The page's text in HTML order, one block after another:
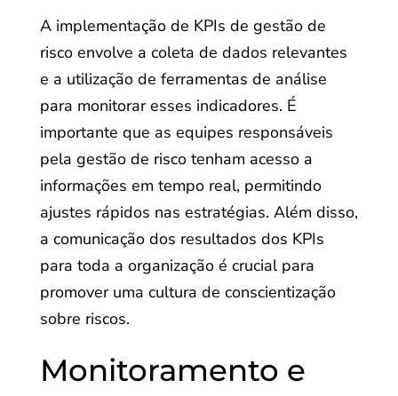
A implementação de KPIs de gestão de
risco envolve a coleta de dados relevantes
e a utilização de ferramentas de análise
para monitorar esses indicadores. É
importante que as equipes responsáveis
pela gestão de risco tenham acesso a
informações em tempo real, permitindo
ajustes rápidos nas estratégias. Além disso,
a comunicação dos resultados dos KPIs
para toda a organização é crucial para
promover uma cultura de conscientização
sobre riscos.
Monitoramento e